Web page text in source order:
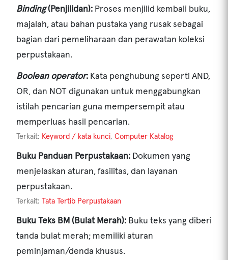
Binding(Penjilidan): Proses menjilid kembali buku,
majalah, atau bahan pustaka yang rusak sebagai
bagian dari pemeliharaan dan perawatan koleksi
perpustakaan.
Boolean operator: Kata penghubung seperti AND,
OR, dan NOT digunakan untuk menggabungkan
istilah pencarian guna mempersempit atau
memperluas hasil pencarian.
Terkait: Keyword / kata kunci, Computer Katalog
Buku Panduan Perpustakaan: Dokumen yang
menjelaskan aturan, fasilitas, dan layanan
perpustakaan.
Terkait: Tata Tertib Perpustakaan
Buku Teks BM (Bulat Merah): Buku teks yang diberi
tanda bulat merah; memiliki aturan
peminjaman/denda khusus.